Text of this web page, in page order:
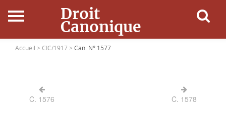
Droit
Canonique
Accueil
Ressources
Accueil > CIC/1917 > Can. N° 1577
C. 1576 C. 1578